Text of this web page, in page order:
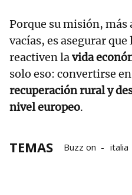
Porque su misión, más
vacías, es asegurar
reactiven lavida
solo eso: convertirse
recuperación rural y
nivel europeo.
TEMAS Buzz on italia